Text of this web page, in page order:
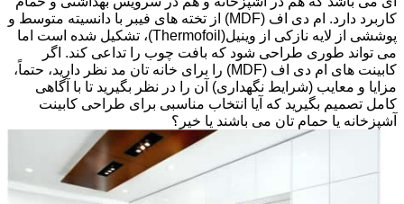
کاربرد دارد. ام دی اف (MDF) از تخته های فیبر با دانسیته متوسط و
پوششی از لایه نازکی از وینیل(Thermofoil)، تشکیل شده است اما
می تواند طوری طراحی شود که بافت چوب را تداعی کند. اگر
کابینت های ام دی اف (MDF) را برای خانه تان مد نظر دارید، حتماً،
مزایا و معایب (شرایط نگهداری) آن را در نظر بگیرید تا با آگاهی
کامل تصمیم بگیرید که آیا انتخاب مناسبی برای طراحی کابینت
آشپزخانه یا حمام تان می باشند یا خیر؟